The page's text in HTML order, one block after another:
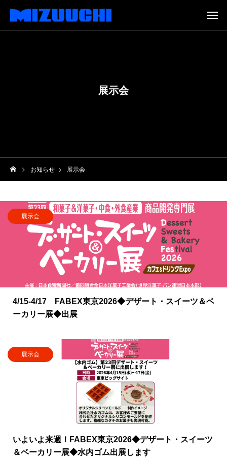
展示会
お知らせ 展示会
展示会
4/15-4/17 FABEX東京2026◆デザート・スイーツ＆ベ
ーカリー展◆出展
展示会
いよいよ来週！FABEX東京2026◆デザート・スイーツ
＆ベーカリー展◆水内ゴム出展します